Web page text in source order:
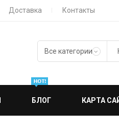
Доставка Контакты
БЛОГ КАРТА